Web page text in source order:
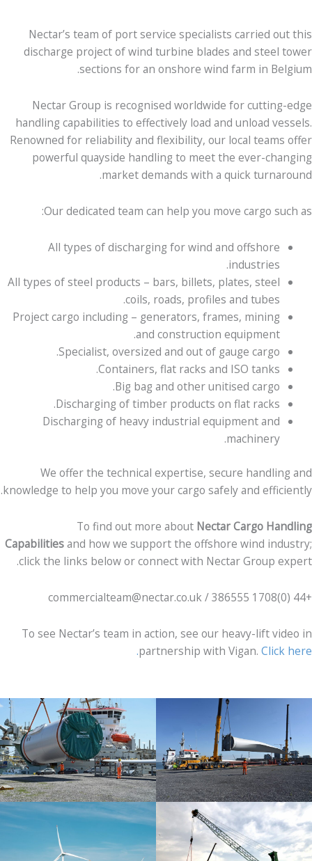
Nectar’s team of port service specialists carried out this
discharge project of wind turbine blades and steel tower
sections for an onshore wind farm in Belgium.
Nectar Group is recognised worldwide for cutting-edge
handling capabilities to effectively load and unload vessels.
Renowned for reliability and flexibility, our local teams offer
powerful quayside handling to meet the ever-changing
market demands with a quick turnaround.
Our dedicated team can help you move cargo such as:
All types of discharging for wind and offshore
industries.
All types of steel products – bars, billets, plates, steel
coils, roads, profiles and tubes.
Project cargo including – generators, frames, mining
and construction equipment.
Specialist, oversized and out of gauge cargo.
Containers, flat racks and ISO tanks.
Big bag and other unitised cargo.
Discharging of timber products on flat racks.
Discharging of heavy industrial equipment and
machinery.
We offer the technical expertise, secure handling and
knowledge to help you move your cargo safely and efficiently.
To find out more about Nectar Cargo Handling
Capabilitiesand how we support the offshore wind industry;
click the links below or connect with Nectar Group expert.
+44 (0)1708 386555 / commercialteam@nectar.co.uk
To see Nectar’s team in action, see our heavy-lift video in
partnership with Vigan. Click here.